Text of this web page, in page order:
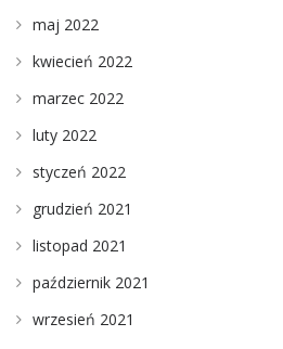
maj 2022
kwiecień 2022
marzec 2022
luty 2022
styczeń 2022
grudzień 2021
listopad 2021
październik 2021
wrzesień 2021